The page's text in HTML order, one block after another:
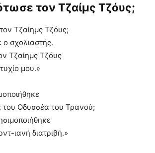
τον Τζαίμς Τζόυς;
Τζαίημς Τζόυς;
σχολιαστής.
Τζαίημς Τζόυς
μου.»
του Οδυσσέα του Τρανού;
ιανή διατριβή.»